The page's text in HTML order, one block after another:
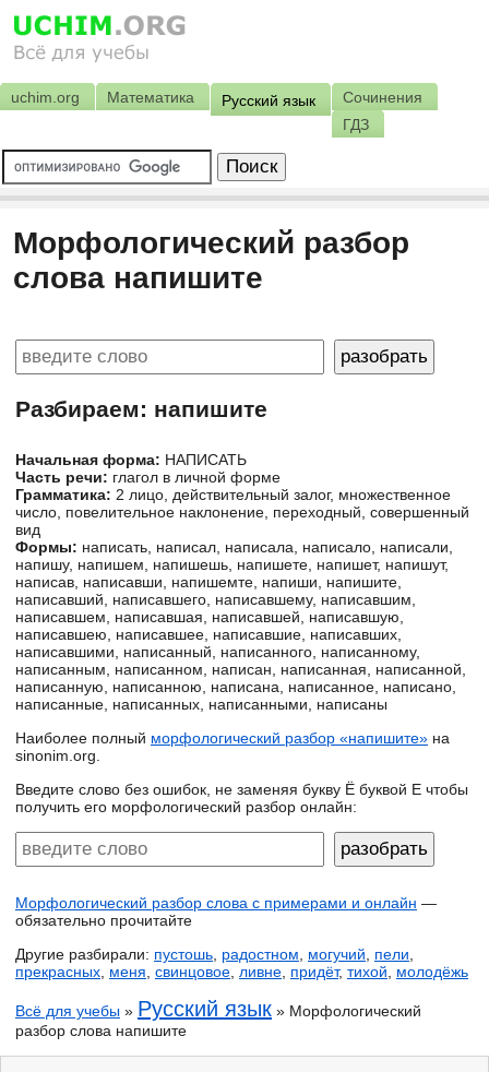
uchim.org Математика Русский язык
Сочинения
ГДЗ
Морфологический разбор
слова напишите
Разбираем: напишите
Начальная форма: НАПИСАТЬ
Часть речи: глагол в личной форме
Грамматика: 2 лицо, действительный залог, множественное
число, повелительное наклонение, переходный, совершенный
вид
Формы: написать, написал, написала, написало, написали,
напишу, напишем, напишешь, напишете, напишет, напишут,
написав, написавши, напишемте, напиши, напишите,
написавший, написавшего, написавшему, написавшим,
написавшем, написавшая, написавшей, написавшую,
написавшею, написавшее, написавшие, написавших,
написавшими, написанный, написанного, написанному,
написанным, написанном, написан, написанная, написанной,
написанную, написанною, написана, написанное, написано,
написанные, написанных, написанными, написаны
Наиболее полный морфологический разбор «напишите» на
sinonim.org.
Введите слово без ошибок, не заменяя букву Ё буквой Е чтобы
получить его морфологический разбор онлайн:
Морфологический разбор слова с примерами и онлайн —
обязательно прочитайте
Другие разбирали: пустошь радостном могучий пели
прекрасных меня свинцовое ливне придёт, тихой молодёжь
Всё для учебы » Русский язык » Морфологический
разбор слова напишите